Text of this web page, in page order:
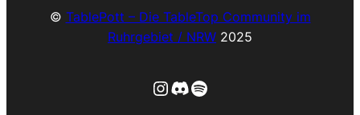
© TablePott – Die TableTop Community im
Ruhrgebiet / NRW 2025
Instagram
Discord
Spotify